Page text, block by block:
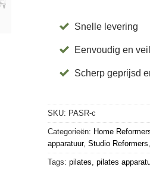
Snelle levering
Eenvoudig en
Scherp geprijsd
SKU: PASR-c
Categorieën: Home
apparatuur, Studio Reformers
Tags: pilates pilates